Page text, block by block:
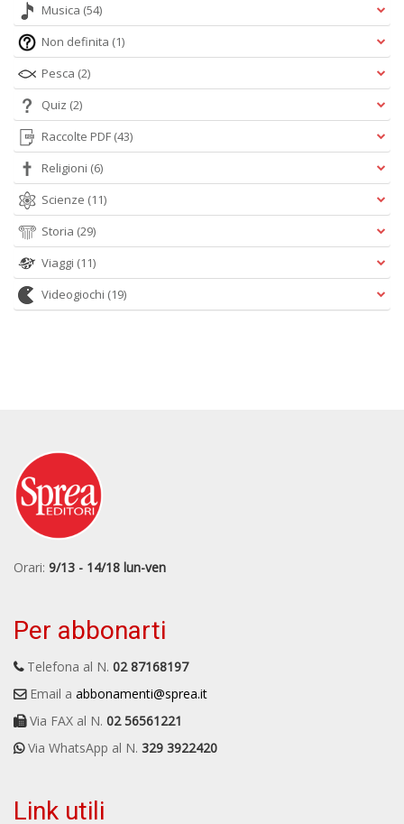
Musica (54)
Non definita (1)
Pesca (2)
Quiz (2)
Raccolte PDF (43)
Religioni (6)
Scienze (11)
Storia (29)
Viaggi (11)
Videogiochi (19)
Orari: 9/13 - 14/18 lun-ven
Per abbonarti
Telefona al N. 02 87168197
Email a abbonamenti@sprea.it
Via FAX al N. 02 56561221
Via WhatsApp al N. 329 3922420
Link utili